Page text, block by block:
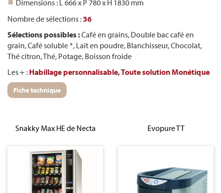
Dimensions : L 666 x P 780 x H 1830 mm
Nombre de sélections :36
Sélections possibles :Café en grains, Double bac café en
grain, Café soluble *, Lait en poudre, Blanchisseur, Chocolat,
Thé citron, Thé, Potage, Boisson froide
Les + : Habillage personnalisable,Toute solution Monétique
Fiche technique
Snakky Max HE de Necta Evopure TT